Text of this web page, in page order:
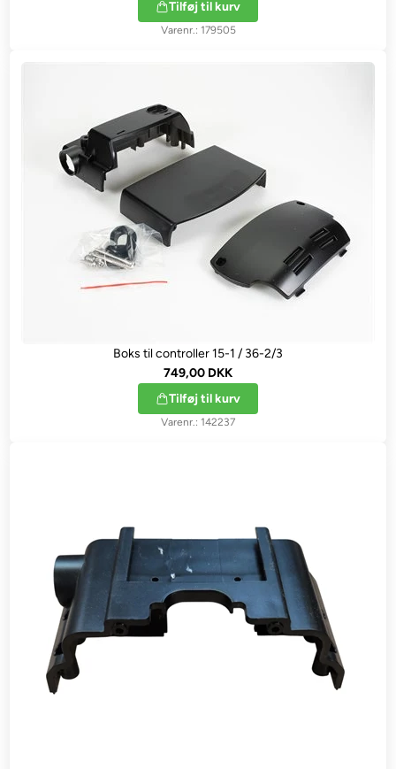
Tilføj til kurv
179505
Boks til controller 15-1 / 36-2/3
749,00 DKK
Tilføj til kurv
142237